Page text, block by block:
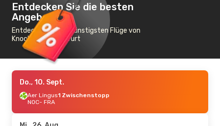
Entdecken Sie die besten
Angebote
Entdecken Sie die günstigsten Flüge von
Knock nach Frankfurt
Do., 10. Sept.
Aer Lingus1 Zwischenstopp
NOC- FRA